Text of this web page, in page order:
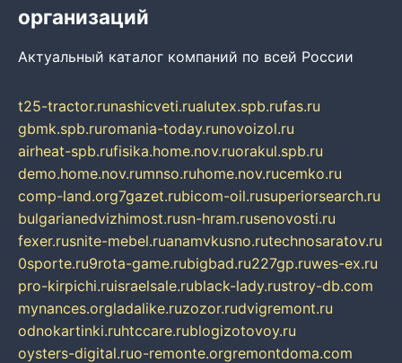
организаций
Актуальный каталог компаний по всей России
t25-tractor.runashicveti.rualutex.spb.rufas.ru
gbmk.spb.ruromania-today.runovoizol.ru
airheat-spb.rufisika.home.nov.ruorakul.spb.ru
demo.home.nov.rumnso.ruhome.nov.rucemko.ru
comp-land.org7gazet.rubicom-oil.rusuperiorsearch.ru
bulgarianedvizhimost.rusn-hram.rusenovosti.ru
fexer.rusnite-mebel.ruanamvkusno.rutechnosaratov.ru
0sporte.ru9rota-game.rubigbad.ru227gp.ruwes-ex.ru
pro-kirpichi.ruisraelsale.rublack-lady.rustroy-db.com
mynances.orgladalike.ruzozor.rudvigremont.ru
odnokartinki.ruhtccare.rublogizotovoy.ru
oysters-digital.ruo-remonte.orgremontdoma.com